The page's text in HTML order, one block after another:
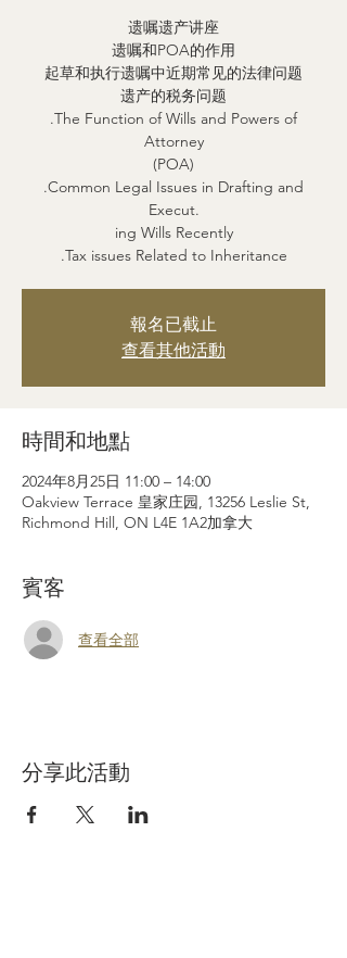
遗嘱遗产讲座
遗嘱和POA的作用
起草和执行遗嘱中近期常见的法律问题
遗产的税务问题
.The Function of Wills and Powers of
Attorney
(POA)
.Common Legal Issues in Drafting and
Execut.
ing Wills Recently
.Tax issues Related to Inheritance
報名已截止
查看其他活動
時間和地點
2024年8月25日 11:00 – 14:00
Oakview Terrace 皇家庄园, 13256 Leslie St,
Richmond Hill, ON L4E 1A2加拿大
賓客
查看全部
分享此活動